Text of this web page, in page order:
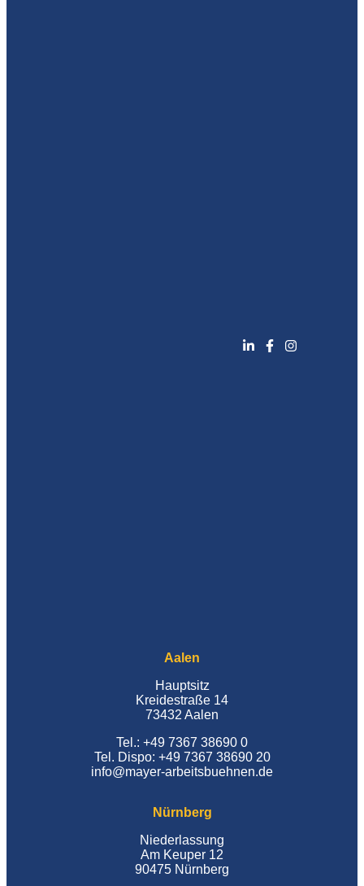
Aalen
Hauptsitz
Kreidestraße 14
73432 Aalen
Tel.: +49 7367 38690 0
Tel. Dispo: +49 7367 38690 20
info@mayer-arbeitsbuehnen.de
Nürnberg
Niederlassung
Am Keuper 12
90475 Nürnberg